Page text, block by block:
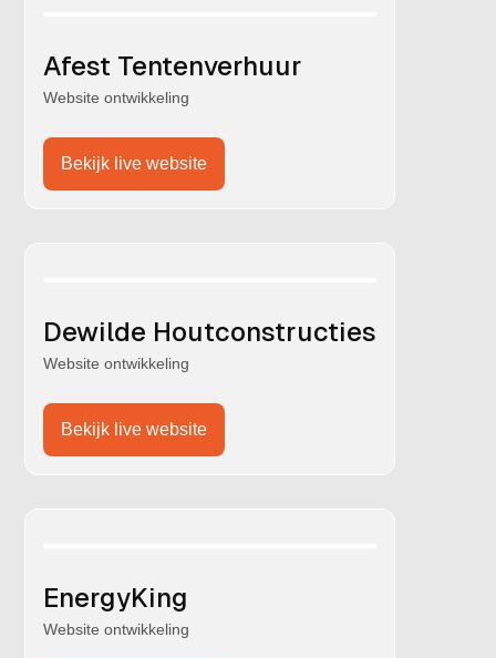
Afest Tentenverhuur
Website ontwikkeling
Bekijk live website
Dewilde Houtconstructies
Website ontwikkeling
Bekijk live website
EnergyKing
Website ontwikkeling